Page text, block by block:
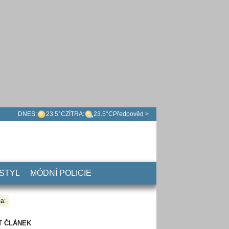
DNES: 23.5°CZÍTRA: 23.5°C Předpověd >
MÓDNÍ POLICIE
ČLÁNEK